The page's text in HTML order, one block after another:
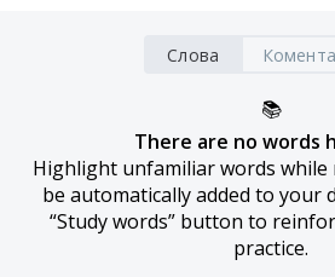
Слова
📚
There are no words
Highlight unfamiliar words
be automatically added to your
“Study words” button to
practice.